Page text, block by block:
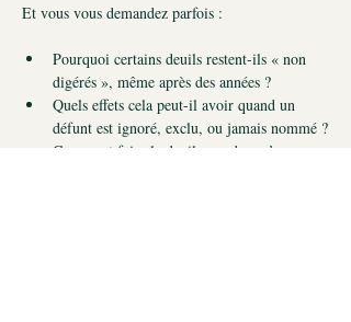
Et vous vous demandez parfois :
Pourquoi certains deuils restent-ils « non
digérés », même après des années ?
Quels effets cela peut-il avoir quand un
défunt est ignoré, exclu, ou jamais nommé ?
Comment faire le deuil quand on n’a pas pu